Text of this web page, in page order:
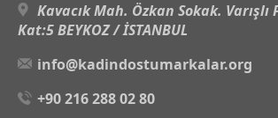
Kavacık Mah. Özkan Sokak. Varışlı
Kat:5 BEYKOZ / İSTANBUL
info@kadindostumarkalar.org
+90 216 288 02 80